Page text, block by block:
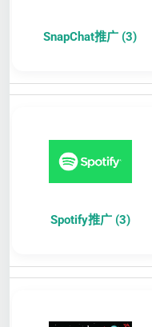
SnapChat推广 (3)
Spotify推广 (3)